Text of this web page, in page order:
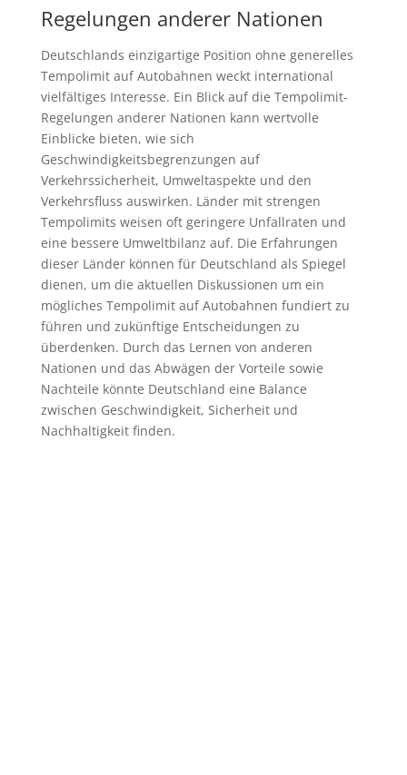
Regelungen anderer Nationen
Deutschlands einzigartige Position ohne generelles
Tempolimit auf Autobahnen weckt international
vielfältiges Interesse. Ein Blick auf die Tempolimit-
Regelungen anderer Nationen kann wertvolle
Einblicke bieten, wie sich
Geschwindigkeitsbegrenzungen auf
Verkehrssicherheit, Umweltaspekte und den
Verkehrsfluss auswirken. Länder mit strengen
Tempolimits weisen oft geringere Unfallraten und
eine bessere Umweltbilanz auf. Die Erfahrungen
dieser Länder können für Deutschland als Spiegel
dienen, um die aktuellen Diskussionen um ein
mögliches Tempolimit auf Autobahnen fundiert zu
führen und zukünftige Entscheidungen zu
überdenken. Durch das Lernen von anderen
Nationen und das Abwägen der Vorteile sowie
Nachteile könnte Deutschland eine Balance
zwischen Geschwindigkeit, Sicherheit und
Nachhaltigkeit finden.